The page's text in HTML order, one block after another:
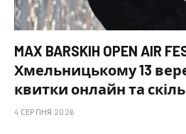
MAX BARSKIH OPEN AIR
Хмельницькому 13
квитки онлайн та
4 СЕРПНЯ 2026